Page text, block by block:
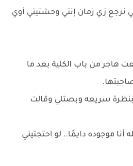
نرجع زي زمان إنتي وحشتيني أوي
هاجر من باب الكلية بعد ما
سريعه وبصتلي وقالت
موجوده دايمًا.. لو احتجتيني